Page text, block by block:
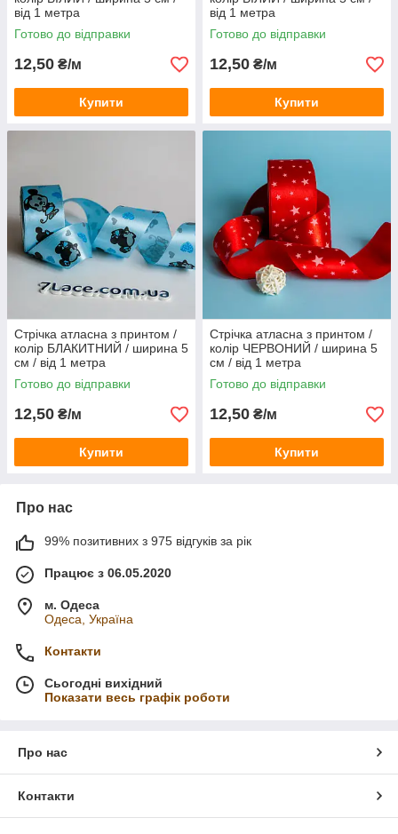
від 1 метра
Готово до відправки
12,50 ₴/м
Купити
від 1 метра
Готово до відправки
12,50 ₴/м
Купити
Стрічка атласна з принтом /
колір БЛАКИТНИЙ / ширина 5
см / від 1 метра
Готово до відправки
12,50 ₴/м
Купити
Стрічка атласна з принтом /
колір ЧЕРВОНИЙ / ширина 5
см / від 1 метра
Готово до відправки
12,50 ₴/м
Купити
Про нас
99% позитивних з 975 відгуків за рік
Працює з 06.05.2020
м. Одеса
Одеса, Україна
Контакти
Сьогодні вихідний
Показати весь графік роботи
Про нас
Контакти